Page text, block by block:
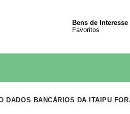
Bens de Interesse
Favoritos
BANCÁRIOS DA ITAIPU